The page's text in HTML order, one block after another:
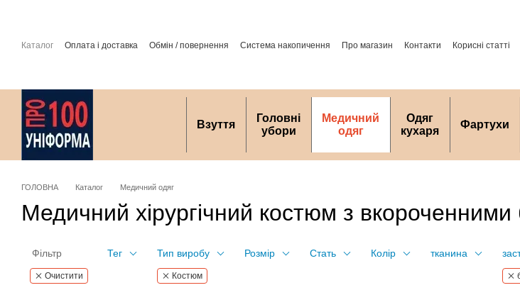
Каталог Оплата і доставка Обмін / повернення Система накопичення Про магазин Контакти Корисні статті
Взуття
Головні
убори
Медичний
одяг
Одяг
кухаря
Фартухи
ГОЛОВНА Каталог Медичний одяг
Медичний хірургічний костюм з
Фільтр
Очистити
Тег Тип виробу
Костюм
Розмір Стать Колір тканина